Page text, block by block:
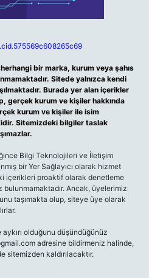
bir marka, kurum veya şahıs
Sitede yalnızca kendi
Burada yer alan içerikler
gerçek kurum ve kişiler hakkında
kurum ve kişiler ile isim
Sitemizdeki bilgiler taslak
Bilgi Teknolojileri ve İletişim
bir Yer Sağlayıcı olarak hizmet
içerikleri proaktif olarak denetleme
Ancak, üyelerimiz
taşımakta olup, siteye üye olarak
olduğunu düşündüğünüz
adresine bildirmeniz halinde,
kaldırılacaktır.